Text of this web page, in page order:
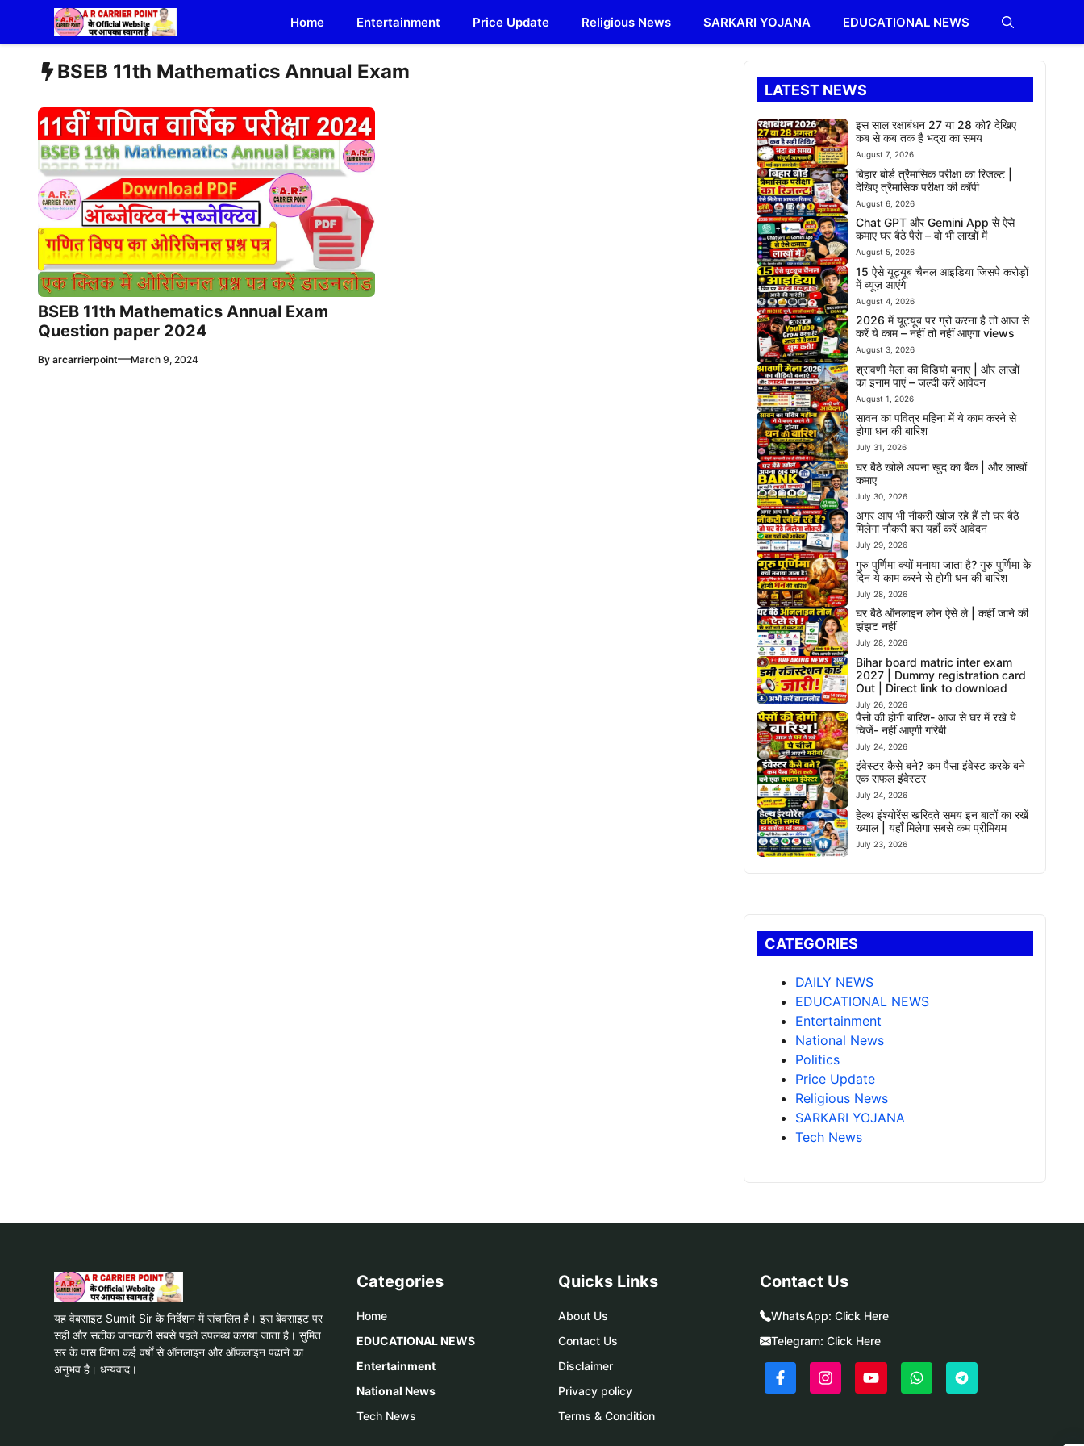
content
Home Entertainment Price Update Religious News SARKARI YOJANA EDUCATIONAL NEWS
BSEB 11th Mathematics Annual Exam
BSEB 11th Mathematics Annual Exam
Question paper 2024
By arcarrierpoint—March 9, 2024
LATEST NEWS
इस साल रक्षाबंधन 27 या 28 को? देखिए
कब से कब तक है भद्रा का समय
August 7, 2026
बिहार बोर्ड त्रैमासिक परीक्षा का रिजल्ट |
देखिए त्रैमासिक परीक्षा की कॉपी
August 6, 2026
Chat GPT और Gemini App से ऐसे
कमाए घर बैठे पैसे – वो भी लाखों में
August 5, 2026
15 ऐसे यूट्यूब चैनल आइडिया जिसपे करोड़ों
में व्यूज़ आएंगे
August 4, 2026
2026 में यूट्यूब पर ग्रो करना है तो आज से
करें ये काम – नहीं तो नहीं आएगा views
August 3, 2026
श्रावणी मेला का विडियो बनाए | और लाखों
का इनाम पाएं – जल्दी करें आवेदन
August 1, 2026
सावन का पवित्र महिना में ये काम करने से
होगा धन की बारिश
July 31, 2026
घर बैठे खोले अपना खुद का बैंक | और लाखों
कमाए
July 30, 2026
अगर आप भी नौकरी खोज रहे हैं तो घर बैठे
मिलेगा नौकरी बस यहाँ करें आवेदन
July 29, 2026
गुरु पुर्णिमा क्यों मनाया जाता है? गुरु पुर्णिमा के
दिन ये काम करने से होगी धन की बारिश
July 28, 2026
घर बैठे ऑनलाइन लोन ऐसे ले | कहीं जाने की
झंझट नहीं
July 28, 2026
Bihar board matric inter exam
2027 | Dummy registration card
Out | Direct link to download
July 26, 2026
पैसो की होगी बारिश- आज से घर में रखे ये
चिजें- नहीं आएगी गरिबी
July 24, 2026
इंवेस्टर कैसे बने? कम पैसा इंवेस्ट करके बने
एक सफल इंवेस्टर
July 24, 2026
हेल्थ इंश्योरेंस खरिदते समय इन बातों का रखें
ख्याल | यहाँ मिलेगा सबसे कम प्रीमियम
July 23, 2026
CATEGORIES
DAILY NEWS
EDUCATIONAL NEWS
Entertainment
National News
Politics
Price Update
Religious News
SARKARI YOJANA
Tech News
यह वेबसाइट Sumit Sir के निर्देशन में संचालित है। इस बेवसाइट पर
सही और सटीक जानकारी सबसे पहले उपलब्ध कराया जाता है। सुमित
सर के पास विगत कई वर्षों से ऑनलाइन और ऑफलाइन पढाने का
अनुभव है। धन्यवाद।
Categories
Home
EDUCATIONAL NEWS
Entertainment
National News
Tech News
Quicks Links
About Us
Contact Us
Disclaimer
Privacy policy
Terms & Condition
Contact Us
WhatsApp: Click Here
Telegram: Click Here